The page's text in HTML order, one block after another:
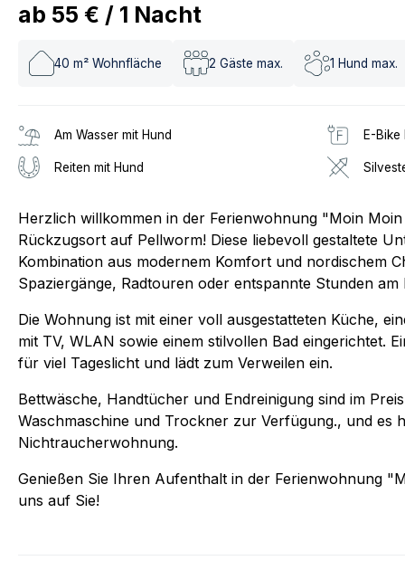
ab 55 € / 1 Nacht
40 m² Wohnfläche 2 Gäste max. 1 Hund max.
Am Wasser mit Hund E-Bike
Reiten mit Hund
Herzlich willkommen in der Ferienwohnung "Moin
Rückzugsort auf Pellworm! Diese liebevoll gestaltete
Kombination aus modernem Komfort und nordischem
Spaziergänge, Radtouren oder entspannte Stunden am
Die Wohnung ist mit einer voll ausgestatteten Küche,
mit TV, WLAN sowie einem stilvollen Bad eingerichtet.
für viel Tageslicht und lädt zum Verweilen ein.
Bettwäsche, Handtücher und Endreinigung sind im
Waschmaschine und Trockner zur Verfügung., und es
Nichtraucherwohnung.
Genießen Sie Ihren Aufenthalt in der Ferienwohnung
uns auf Sie!